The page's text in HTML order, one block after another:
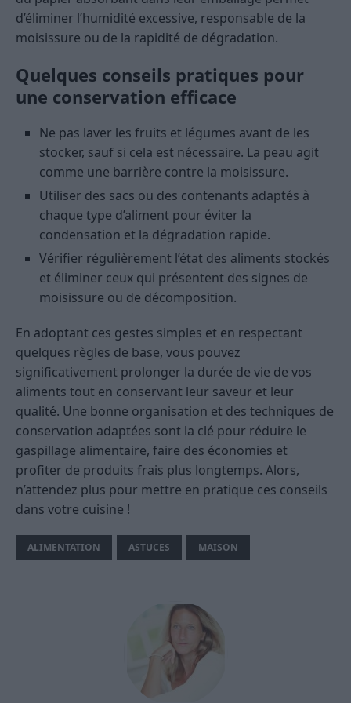
d’éliminer l’humidité excessive, responsable de la
moisissure ou de la rapidité de dégradation.
Quelques conseils pratiques pour
une conservation efficace
Ne pas laver les fruits et légumes avant de les
stocker, sauf si cela est nécessaire. La peau agit
comme une barrière contre la moisissure.
Utiliser des sacs ou des contenants adaptés à
chaque type d’aliment pour éviter la
condensation et la dégradation rapide.
Vérifier régulièrement l’état des aliments stockés
et éliminer ceux qui présentent des signes de
moisissure ou de décomposition.
En adoptant ces gestes simples et en respectant
quelques règles de base, vous pouvez
significativement prolonger la durée de vie de vos
aliments tout en conservant leur saveur et leur
qualité. Une bonne organisation et des techniques de
conservation adaptées sont la clé pour réduire le
gaspillage alimentaire, faire des économies et
profiter de produits frais plus longtemps. Alors,
n’attendez plus pour mettre en pratique ces conseils
dans votre cuisine !
ALIMENTATION ASTUCES MAISON